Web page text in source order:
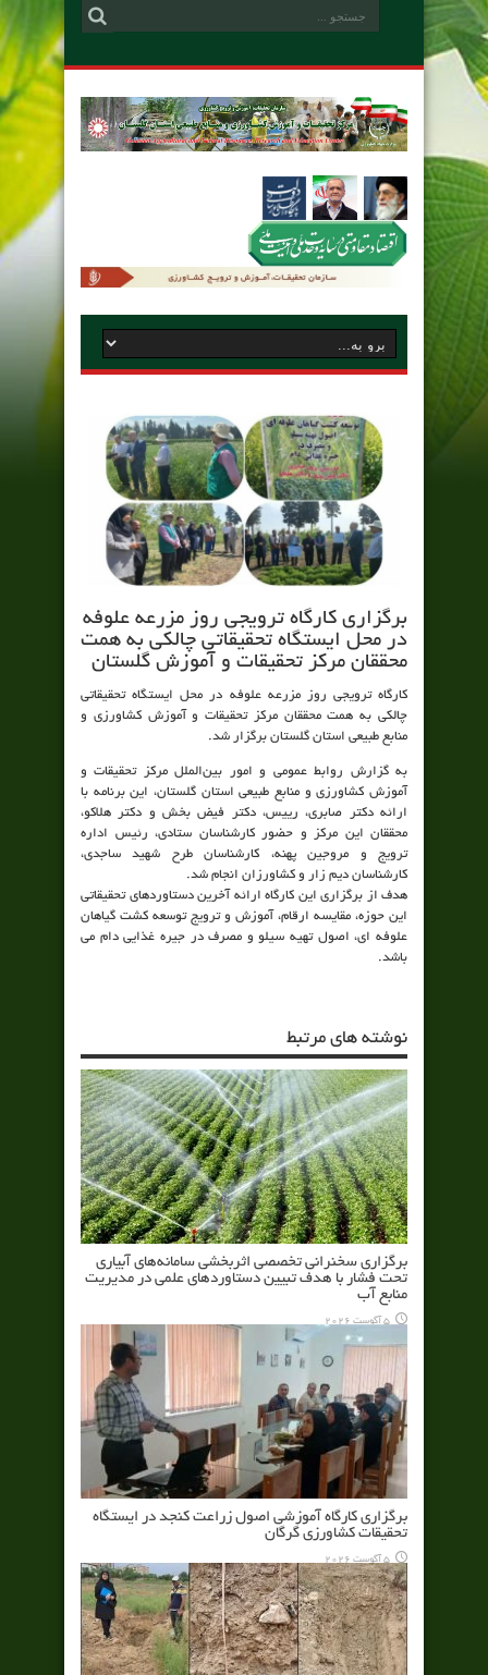
برگزاری کارگاه ترویجی روز مزرعه علوفه
در محل ایستگاه تحقیقاتی چالکی به همت
محققان مرکز تحقیقات و آموزش گلستان
کارگاه ترویجی روز مزرعه علوفه در محل ایستگاه تحقیقاتی
چالکی به همت محققان مرکز تحقیقات و آموزش کشاورزی و
منابع طبیعی استان گلستان برگزار شد.
به گزارش روابط عمومی و امور بین‌الملل مرکز تحقیقات و
آموزش کشاورزی و منابع طبیعی استان گلستان، این برنامه با
ارائه دکتر صابری، رییس، دکتر فیض بخش و دکتر هلاکو،
محققان این مرکز و حضور کارشناسان ستادی، رئيس اداره
ترويج و مروجین پهنه، کارشناسان طرح شهید ساجدی،
کارشناسان دیم زار و کشاورزان انجام شد.
هدف از برگزاری این کارگاه ارائه آخرین دستاوردهای تحقیقاتی
این حوزه، مقایسه ارقام، آموزش و ترویج توسعه کشت گیاهان
علوفه ای، اصول تهیه سیلو و مصرف در جیره غذایی دام می
باشد.
نوشته های مرتبط
برگزاری سخنرانی تخصصی اثربخشی سامانه‌های آبیاری
تحت فشار با هدف تبیین دستاوردهای علمی در مدیریت
منابع آب
5 آگوست 2026
برگزاری کارگاه آموزشی اصول زراعت کنجد در ایستگاه
تحقیقات کشاورزی گرگان
5 آگوست 2026